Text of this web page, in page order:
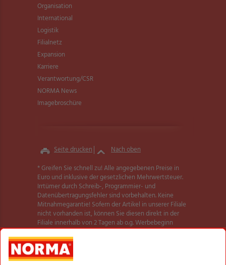
Organisation
International
Logistik
Filialnetz
Expansion
Karriere
Verantwortung/CSR
NORMA News
Imagebroschüre
Seite drucken
Nach oben
* Greifen Sie schnell zu! Alle angegebenen Preise in
Euro und inklusive der gesetzlichen Mehrwertsteuer.
Irrtümer durch Schreib-, Programmier- und
Datenübertragungsfehler sind vorbehalten. Keine
Mitnahmegarantie! Sofern der Artikel in unserer Filiale
nicht vorhanden ist, können Sie diesen direkt in der
Filiale innerhalb von 2 Tagen ab o.g. Werbebeginn
bestellen und zwar ohne Kaufzwang. Es ist nicht
ausgeschlossen, dass Sie einzelne Artikel zu Beginn der
Werbeaktion unerwartet und ausnahmsweise in einer
Filiale nicht vorfinden. Wir helfen Ihnen gerne weiter.